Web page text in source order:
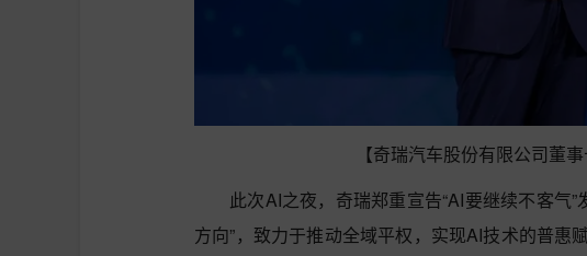
【奇瑞汽车股份有限公司董
此次AI之夜，奇瑞郑重宣告“AI要继续不客气
方向”，致力于推动全域平权，实现AI技术的普惠